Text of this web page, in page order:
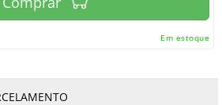
Em estoque